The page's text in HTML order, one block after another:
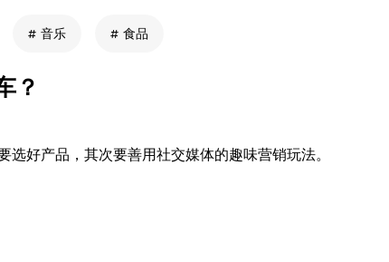
音乐 食品
？
好产品，其次要善用社交媒体的趣味营销玩法。